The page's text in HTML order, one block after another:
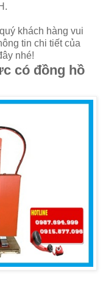
khách hàng vui
tin chi tiết của
nhé!
có đồng hồ